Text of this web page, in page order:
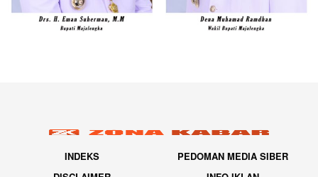
INDEKS
PEDOMAN MEDIA SIBER